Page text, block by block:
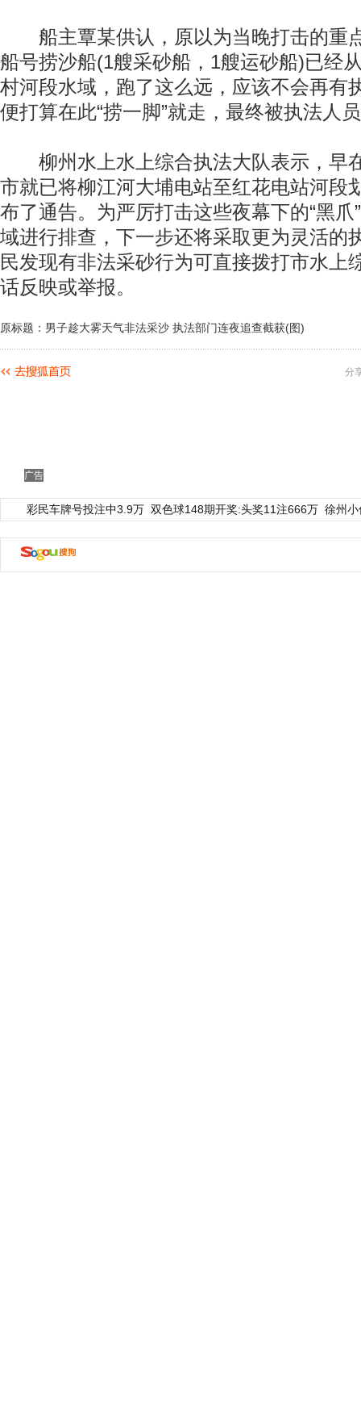
船主覃某供认，原以为当晚打击的重
船号捞沙船(1艘采砂船，1艘运砂船)已经
村河段水域，跑了这么远，应该不会再有
便打算在此“捞一脚”就走，最终被执法人
柳州水上水上综合执法大队表示，早
市就已将柳江河大埔电站至红花电站河段
布了通告。为严厉打击这些夜幕下的“黑爪
域进行排查，下一步还将采取更为灵活的
民发现有非法采砂行为可直接拨打市水上
话反映或举报。
原标题：男子趁大雾天气非法采沙 执法部门连夜追查截获(图)
分
广告
彩民车牌号投注中3.9万 双色球148期开奖:头奖11注666万 徐州